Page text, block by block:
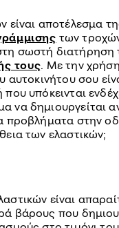
είναι αποτέλεσμα
των
σωστή διατήρηση
τους. Με την
σου
υπόκεινται
να δημιουργείται
προβλήματα στην
των ελαστικών;
είναι
βάρους που